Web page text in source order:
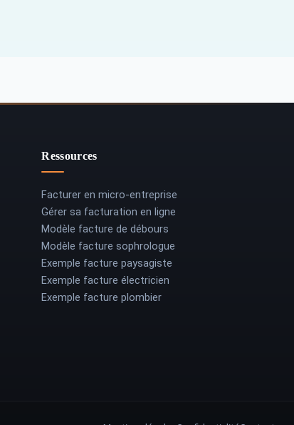
Ressources
Facturer en micro-entreprise
Gérer sa facturation en ligne
Modèle facture de débours
Modèle facture sophrologue
Exemple facture paysagiste
Exemple facture électricien
Exemple facture plombier